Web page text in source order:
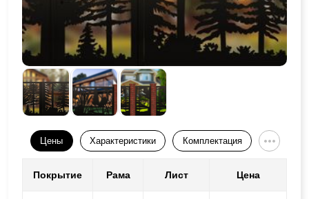
Цены Характеристики Комплектация
Покрытие Рама Лист Цена